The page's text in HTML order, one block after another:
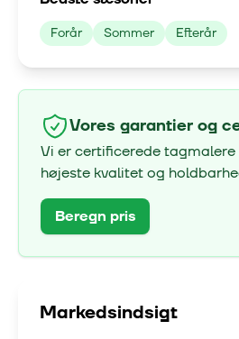
Forår Sommer Efterår
Vores garantier og
Vi er certificerede
højeste kvalitet og
Beregn pris
Markedsindsigt